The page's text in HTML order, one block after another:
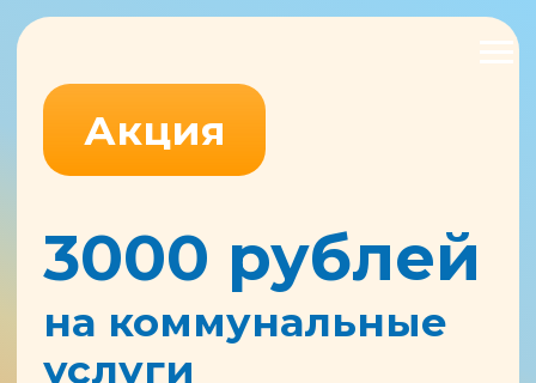
Акция
3000 рублей
на коммунальные
услуги